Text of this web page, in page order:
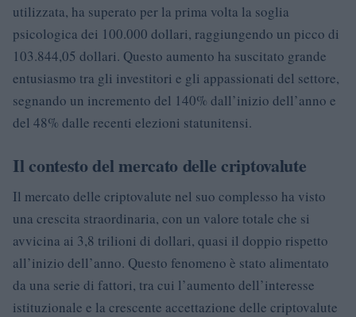
utilizzata, ha superato per la prima volta la soglia
psicologica dei 100.000 dollari, raggiungendo un picco di
103.844,05 dollari. Questo aumento ha suscitato grande
entusiasmo tra gli investitori e gli appassionati del settore,
segnando un incremento del 140% dall’inizio dell’anno e
del 48% dalle recenti elezioni statunitensi.
Il contesto del mercato delle criptovalute
Il mercato delle criptovalute nel suo complesso ha visto
una crescita straordinaria, con un valore totale che si
avvicina ai 3,8 trilioni di dollari, quasi il doppio rispetto
all’inizio dell’anno. Questo fenomeno è stato alimentato
da una serie di fattori, tra cui l’aumento dell’interesse
istituzionale e la crescente accettazione delle criptovalute